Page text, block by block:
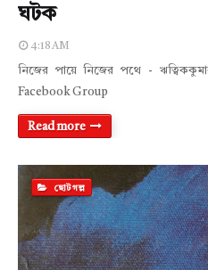
ঘটক
4:18 AM
নিজের পায়ে নিজের পথে -
Facebook Group
Read more
ছোটগল্প